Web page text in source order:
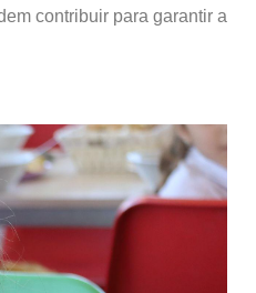
contribuir para garantir a